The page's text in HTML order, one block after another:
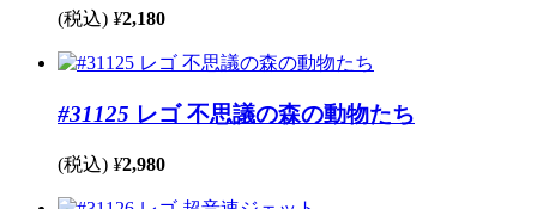
(税込) ¥2,180
#31125 レゴ 不思議の森の動物たち
(税込) ¥2,980